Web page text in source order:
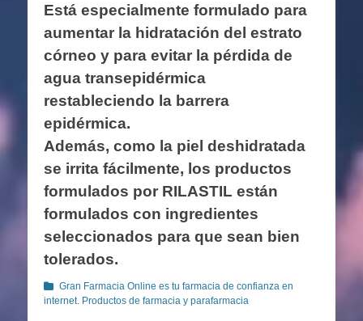
Está especialmente formulado para
aumentar la hidratación del estrato
córneo y para evitar la pérdida de
agua transepidérmica
restableciendo la barrera
epidérmica.
Además, como la piel deshidratada
se irrita fácilmente, los productos
formulados por RILASTIL están
formulados con ingredientes
seleccionados para que sean bien
tolerados.
Categorías
Gran Farmacia Online es tu farmacia de confianza en
internet. Productos de farmacia y parafarmacia